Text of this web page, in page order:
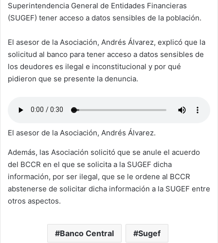
Superintendencia General de Entidades Financieras
(SUGEF) tener acceso a datos sensibles de la población.
El asesor de la Asociación, Andrés Álvarez, explicó que la
solicitud al banco para tener acceso a datos sensibles de
los deudores es ilegal e inconstitucional y por qué
pidieron que se presente la denuncia.
El asesor de la Asociación, Andrés Álvarez.
Además, las Asociación solicitó que se anule el acuerdo
del BCCR en el que se solicita a la SUGEF dicha
información, por ser ilegal, que se le ordene al BCCR
abstenerse de solicitar dicha información a la SUGEF entre
otros aspectos.
Banco Central Sugef